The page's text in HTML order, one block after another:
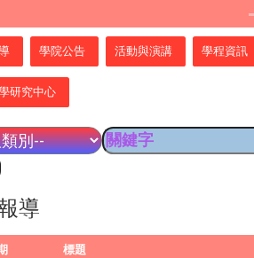
學院公告 活動與演講 學程資訊
研究中心
導
標題